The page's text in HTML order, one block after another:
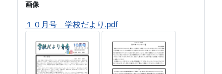
画像
１０月号 学校だより.pdf